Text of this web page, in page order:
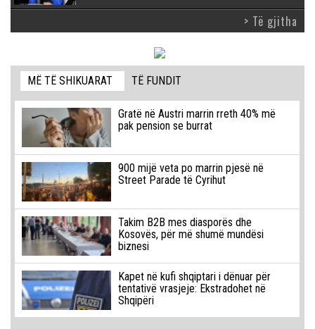
> Të gjitha
MË TË SHIKUARAT TË FUNDIT
Gratë në Austri marrin rreth 40% më
pak pension se burrat
900 mijë veta po marrin pjesë në
Street Parade të Cyrihut
Takim B2B mes diasporës dhe
Kosovës, për më shumë mundësi
biznesi
Kapet në kufi shqiptari i dënuar për
tentativë vrasjeje: Ekstradohet në
Shqipëri